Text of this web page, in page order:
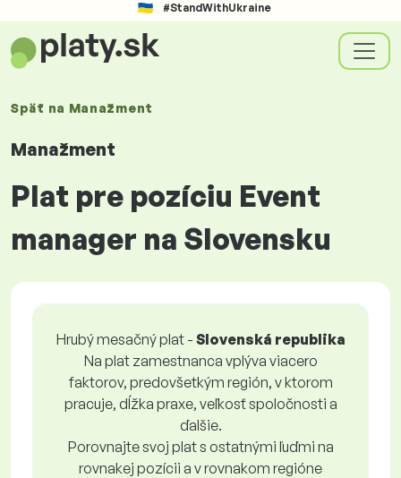
#StandWithUkraine
Späť na Manažment
Manažment
Plat pre pozíciu Event
manager na Slovensku
Hrubý mesačný plat - Slovenská republika
Na plat zamestnanca vplýva viacero
faktorov, predovšetkým región, v ktorom
pracuje, dĺžka praxe, veľkosť spoločnosti a
ďalšie.
Porovnajte svoj plat s ostatnými ľuďmi na
rovnakej pozícii a v rovnakom regióne